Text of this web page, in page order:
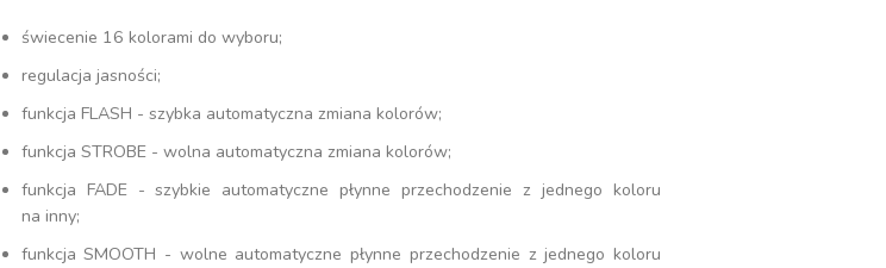
świecenie 16 kolorami do wyboru;
regulacja jasności;
funkcja FLASH - szybka automatyczna zmiana kolorów;
funkcja STROBE - wolna automatyczna zmiana kolorów;
funkcja FADE - szybkie automatyczne płynne przechodzenie z jednego koloru
na inny;
funkcja SMOOTH - wolne automatyczne płynne przechodzenie z jednego koloru